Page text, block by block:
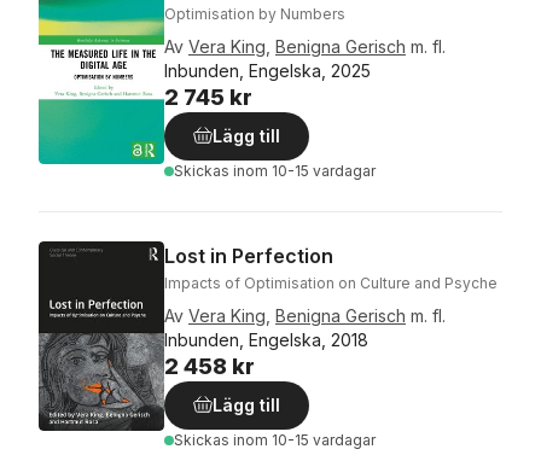
Optimisation by Numbers
Av Vera King Benigna Gerisch m. fl.
Inbunden, Engelska, 2025
2 745 kr
Lägg till
Skickas inom 10-15 vardagar
Lost in Perfection
Impacts of Optimisation on Culture and Psyche
Av Vera King Benigna Gerisch m. fl.
Inbunden, Engelska, 2018
2 458 kr
Lägg till
Skickas inom 10-15 vardagar